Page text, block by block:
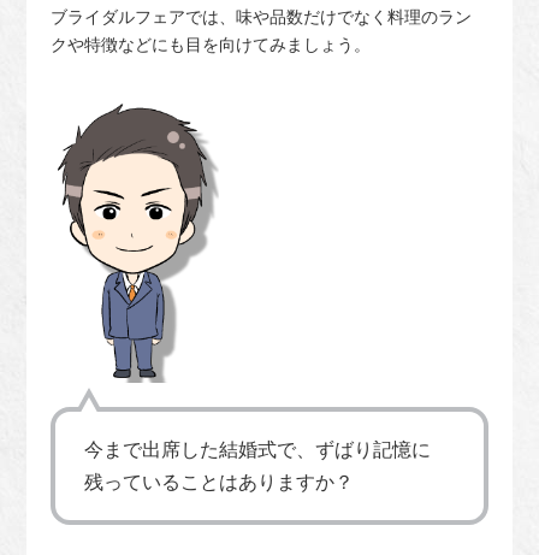
ブライダルフェアでは、味や品数だけでなく料理のラン
クや特徴などにも目を向けてみましょう。
今まで出席した結婚式で、ずばり記憶に
残っていることはありますか？